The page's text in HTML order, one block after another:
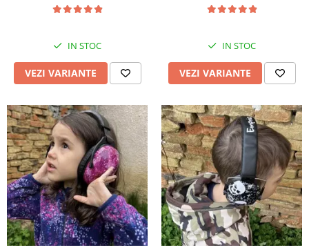
IN STOC
VEZI VARIANTE
IN STOC
VEZI VARIANTE